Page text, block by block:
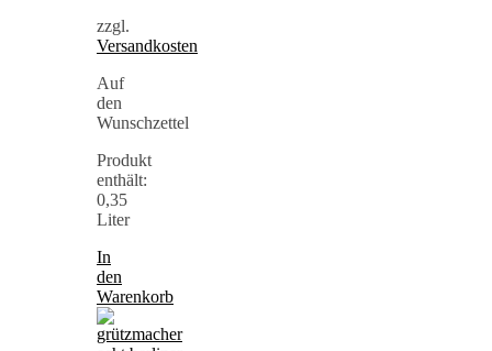
zzgl.
Versandkosten
Auf
den
Wunschzettel
Produkt
enthält:
0,35
Liter
In
den
Warenkorb